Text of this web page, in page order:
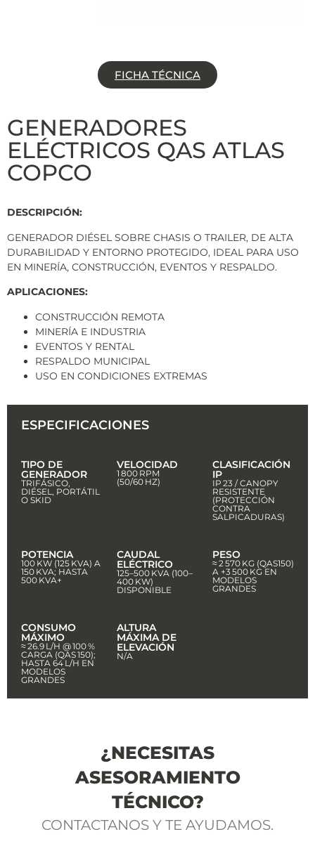
FICHA TÉCNICA
GENERADORES
ELÉCTRICOS QAS ATLAS
COPCO
DESCRIPCIÓN:
GENERADOR DIÉSEL SOBRE CHASIS O TRAILER, DE ALTA
DURABILIDAD Y ENTORNO PROTEGIDO, IDEAL PARA USO
EN MINERÍA, CONSTRUCCIÓN, EVENTOS Y RESPALDO.
APLICACIONES:
CONSTRUCCIÓN REMOTA
MINERÍA E INDUSTRIA
EVENTOS Y RENTAL
RESPALDO MUNICIPAL
USO EN CONDICIONES EXTREMAS
ESPECIFICACIONES
TIPO DE
GENERADOR
TRIFÁSICO,
DIÉSEL, PORTÁTIL
O SKID
VELOCIDAD
1 800 RPM
(50/60 HZ)
CLASIFICACIÓN
IP
IP 23 / CANOPY
RESISTENTE
(PROTECCIÓN
CONTRA
SALPICADURAS)
POTENCIA
100 KW (125 KVA) A
150 KVA; HASTA
500 KVA+
CAUDAL
ELÉCTRICO
125–500 KVA (100–
400 KW)
DISPONIBLE
PESO
≈ 2 570 KG (QAS150)
A +3 500 KG EN
MODELOS
GRANDES
CONSUMO
MÁXIMO
≈ 26.9 L/H @ 100 %
CARGA (QAS 150);
HASTA 64 L/H EN
MODELOS
GRANDES
ALTURA
MÁXIMA DE
ELEVACIÓN
N/A
¿NECESITAS
ASESORAMIENTO
TÉCNICO?
CONTACTANOS Y TE AYUDAMOS.